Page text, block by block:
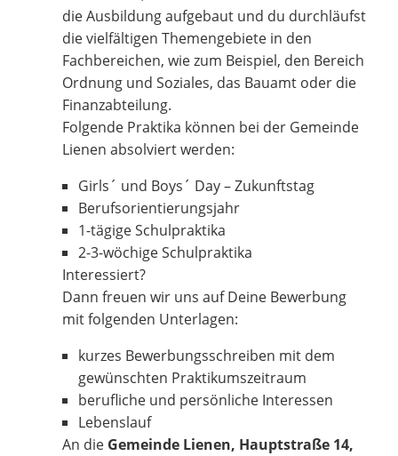
die Ausbildung aufgebaut und du durchläufst
die vielfältigen Themengebiete in den
Fachbereichen, wie zum Beispiel, den Bereich
Ordnung und Soziales, das Bauamt oder die
Finanzabteilung.
Folgende Praktika können bei der Gemeinde
Lienen absolviert werden:
Girls´ und Boys´ Day – Zukunftstag
Berufsorientierungsjahr
1-tägige Schulpraktika
2-3-wöchige Schulpraktika
Interessiert?
Dann freuen wir uns auf Deine Bewerbung
mit folgenden Unterlagen:
kurzes Bewerbungsschreiben mit dem
gewünschten Praktikumszeitraum
berufliche und persönliche Interessen
Lebenslauf
An die Gemeinde Lienen, Hauptstraße 14,